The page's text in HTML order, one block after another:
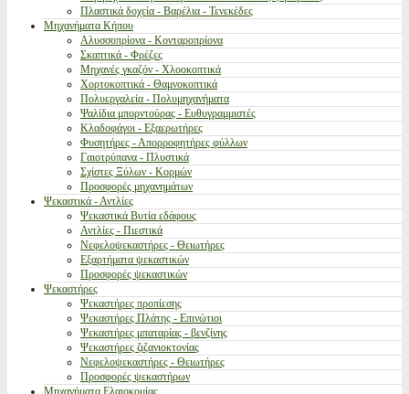
Πλαστικά δοχεία - Βαρέλια - Τενεκέδες
Μηχανήματα Κήπου
Αλυσσοπρίονα - Κονταροπρίονα
Σκαπτικά - Φρέζες
Μηχανές γκαζόν - Χλοοκοπτικά
Χορτοκοπτικά - Θαμνοκοπτικά
Πολυεργαλεία - Πολυμηχανήματα
Ψαλίδια μπορντούρας - Ευθυγραμμιστές
Κλαδοφάγοι - Εξαερωτήρες
Φυσητήρες - Απορροφητήρες φύλλων
Γαιοτρύπανα - Πλυστικά
Σχίστες Ξύλων - Κορμών
Προσφορές μηχανημάτων
Ψεκαστικά - Αντλίες
Ψεκαστικά Βυτία εδάφους
Αντλίες - Πιεστικά
Νεφελοψεκαστήρες - Θειωτήρες
Εξαρτήματα ψεκαστικών
Προσφορές ψεκαστικών
Ψεκαστήρες
Ψεκαστήρες προπίεσης
Ψεκαστήρες Πλάτης - Επινώτιοι
Ψεκαστήρες μπαταρίας - βενζίνης
Ψεκαστήρες ζιζανιοκτονίας
Νεφελοψεκαστήρες - Θειωτήρες
Προσφορές ψεκαστήρων
Μηχανήματα Ελαιοκομίας